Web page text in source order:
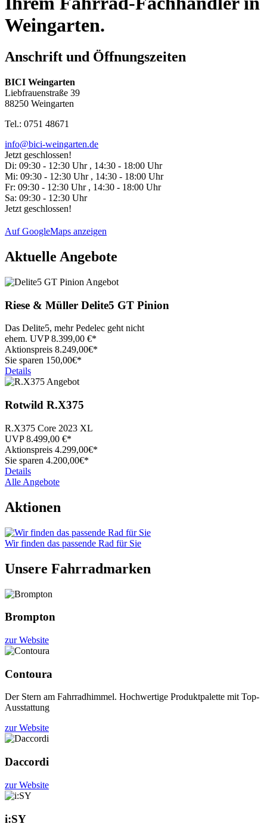
Weingarten.
Anschrift und Öffnungszeiten
BICI Weingarten
Liebfrauenstraße 39
88250 Weingarten
Tel.: 0751 48671
info@bici-weingarten.de
Jetzt geschlossen!
Di: 09:30 - 12:30 Uhr , 14:30 - 18:00 Uhr
Mi: 09:30 - 12:30 Uhr , 14:30 - 18:00 Uhr
Fr: 09:30 - 12:30 Uhr , 14:30 - 18:00 Uhr
Sa: 09:30 - 12:30 Uhr
Jetzt geschlossen!
Auf GoogleMaps anzeigen
Aktuelle Angebote
Riese & Müller Delite5 GT Pinion
Das Delite5, mehr Pedelec geht nicht
ehem. UVP8.399,00 €*
Aktionspreis 8.249,00€*
Sie sparen 150,00€*
Details
Rotwild R.X375
R.X375 Core 2023 XL
UVP8.499,00 €*
Aktionspreis 4.299,00€*
Sie sparen 4.200,00€*
Details
Alle Angebote
Aktionen
Wir finden das passende Rad für Sie
Unsere Fahrradmarken
Brompton
zur Website
Contoura
Der Stern am Fahrradhimmel. Hochwertige Produktpalette mit Top-
Ausstattung
zur Website
Daccordi
zur Website
i:SY